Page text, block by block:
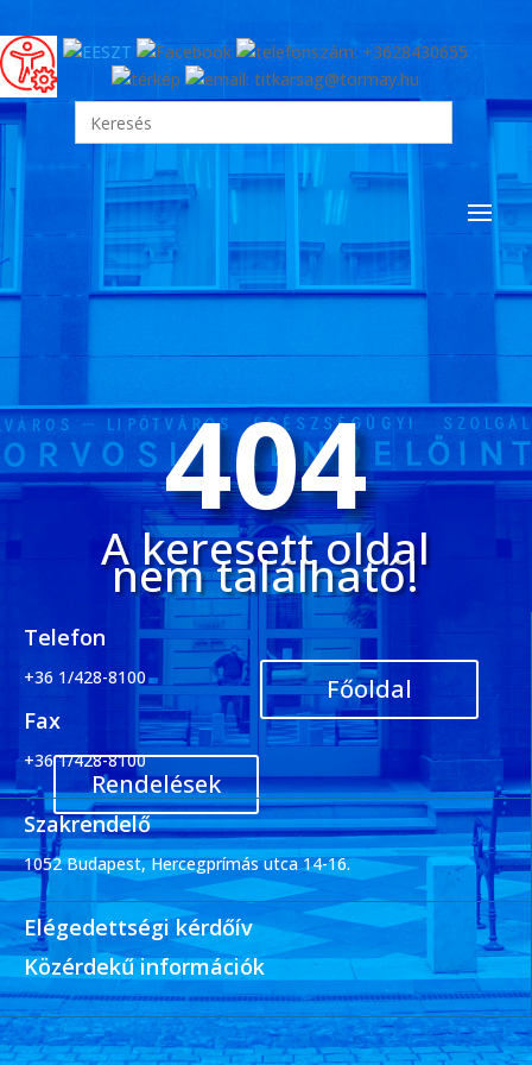
Search
for:
404
A keresett oldal
nem található!
Főoldal
Rendelések
Telefon
+36 1/428-8100
Fax
+36 1/428-8100
Szakrendelő
1052 Budapest, Hercegprímás utca 14-16.
Elégedettségi kérdőív
Közérdekű információk